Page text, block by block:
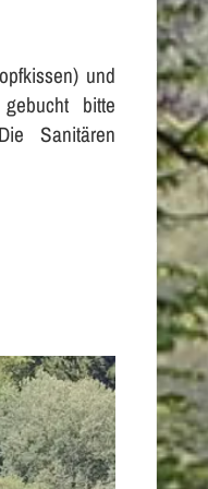
und
bitte
Sanitären